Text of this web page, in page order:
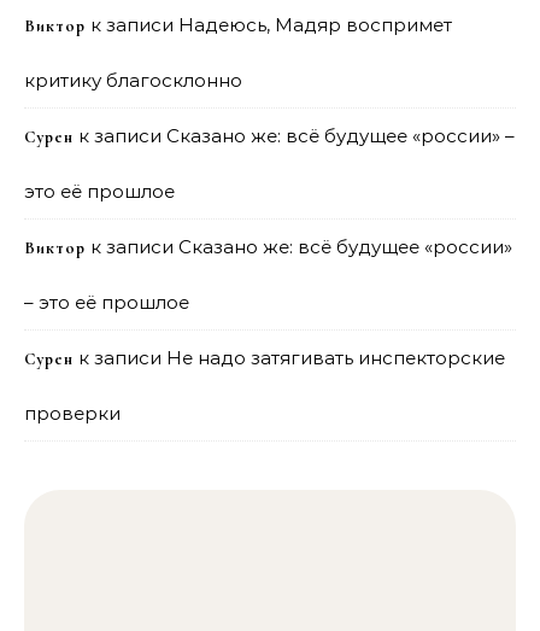
Виктор к записи Надеюсь, Мадяр воспримет
критику благосклонно
Сурен к записи Сказано же: всё будущее «россии» –
это её прошлое
Виктор к записи Сказано же: всё будущее «россии»
– это её прошлое
Сурен к записи Не надо затягивать инспекторские
проверки